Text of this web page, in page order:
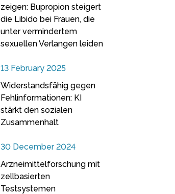
zeigen: Bupropion steigert
die Libido bei Frauen, die
unter vermindertem
sexuellen Verlangen leiden
13 February 2025
Widerstandsfähig gegen
Fehlinformationen: KI
stärkt den sozialen
Zusammenhalt
30 December 2024
Arzneimittelforschung mit
zellbasierten
Testsystemen